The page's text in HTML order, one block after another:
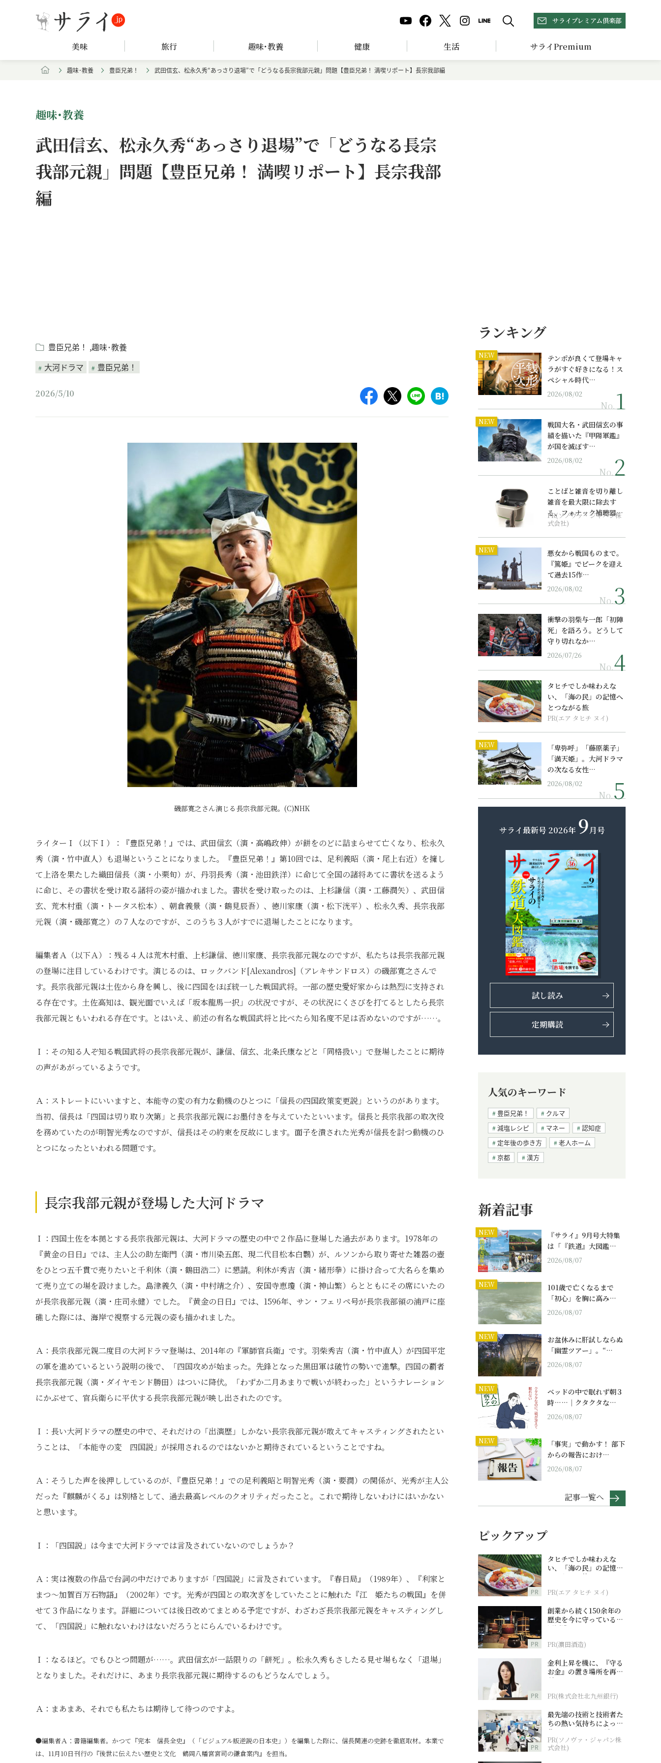
サライプレミアム倶楽部
美味 旅行 趣味･教養 健康 生活 サライPremium
趣味･教養 豊臣兄弟！ 武田信玄、松永久秀“あっさり退場”で「どうなる長宗我部元親」問題【豊臣兄弟！ 満喫リポート】長宗我部編
趣味･教養
武田信玄、松永久秀“あっさり退場”で「どうなる長宗
我部元親」問題【豊臣兄弟！ 満喫リポート】長宗我部
編
豊臣兄弟！
趣味･教養
大河ドラマ
豊臣兄弟！
2026/5/10
磯部寛之さん演じる長宗我部元親。(C)NHK
ライターＩ（以下Ｉ）：『豊臣兄弟！』では、武田信玄（演・高嶋政伸）が餅をのどに詰まらせて亡くなり、松永久
秀（演・竹中直人）も退場ということになりました。『豊臣兄弟！』第10回では、足利義昭（演・尾上右近）を擁し
て上洛を果たした織田信長（演・小栗旬）が、丹羽長秀（演・池田鉄洋）に命じて全国の諸将あてに書状を送るよう
に命じ、その書状を受け取る諸将の姿が描かれました。書状を受け取ったのは、上杉謙信（演・工藤潤矢）、武田信
玄、荒木村重（演・トータス松本）、朝倉義景（演・鶴見辰吾）、徳川家康（演・松下洸平）、松永久秀、長宗我部
元親（演・磯部寛之）の７人なのですが、このうち３人がすでに退場したことになります。
編集者Ａ（以下Ａ）：残る４人は荒木村重、上杉謙信、徳川家康、長宗我部元親なのですが、私たちは長宗我部元親
の登場に注目しているわけです。演じるのは、ロックバンド[Alexandros]（アレキサンドロス）の磯部寛之さんで
す。長宗我部元親は土佐から身を興し、後に四国をほぼ統一した戦国武将。一部の歴史愛好家からは熱烈に支持され
る存在です。土佐高知は、観光面でいえば「坂本龍馬一択」の状況ですが、その状況にくさびを打てるとしたら長宗
我部元親ともいわれる存在です。とはいえ、前述の有名な戦国武将と比べたら知名度不足は否めないのですが……。
Ｉ：その知る人ぞ知る戦国武将の長宗我部元親が、謙信、信玄、北条氏康などと「同格扱い」で登場したことに期待
の声があがっているようです。
Ａ：ストレートにいいますと、本能寺の変の有力な動機のひとつに「信長の四国政策変更説」というのがあります。
当初、信長は「四国は切り取り次第」と長宗我部元親にお墨付きを与えていたといいます。信長と長宗我部の取次役
を務めていたのが明智光秀なのですが、信長はその約束を反故にします。面子を潰された光秀が信長を討つ動機のひ
とつになったといわれる問題です。
長宗我部元親が登場した大河ドラマ
Ｉ：四国土佐を本拠とする長宗我部元親は、大河ドラマの歴史の中で２作品に登場した過去があります。1978年の
『黄金の日日』では、主人公の助左衛門（演・市川染五郎、現二代目松本白鸚）が、ルソンから取り寄せた雑器の壺
をひとつ五千貫で売りたいと千利休（演・鶴田浩二）に懇請。利休が秀吉（演・緒形拳）に掛け合って大名らを集め
て売り立ての場を設けました。島津義久（演・中村靖之介）、安国寺恵瓊（演・神山繁）らとともにその席にいたの
が長宗我部元親（演・庄司永健）でした。『黄金の日日』では、1596年、サン・フェリペ号が長宗我部領の浦戸に座
礁した際には、海岸で視察する元親の姿も描かれました。
Ａ：長宗我部元親二度目の大河ドラマ登場は、2014年の『軍師官兵衛』です。羽柴秀吉（演・竹中直人）が四国平定
の軍を進めているという説明の後で、「四国攻めが始まった。先鋒となった黒田軍は破竹の勢いで進撃。四国の覇者
長宗我部元親（演・ダイヤモンド勝田）はついに降伏。「わずか二月あまりで戦いが終わった」というナレーション
にかぶせて、官兵衛らに平伏する長宗我部元親が映し出されたのです。
Ｉ：長い大河ドラマの歴史の中で、それだけの「出演歴」しかない長宗我部元親が敢えてキャスティングされたとい
うことは、「本能寺の変 四国説」が採用されるのではないかと期待されているということですね。
Ａ：そうした声を後押ししているのが､『豊臣兄弟！』での足利義昭と明智光秀（演・要潤）の関係が、光秀が主人公
だった『麒麟がくる』は別格として、過去最高レベルのクオリティだったこと。これで期待しないわけにはいかない
と思います。
Ｉ：「四国説」は今まで大河ドラマでは言及されていないのでしょうか？
Ａ：実は複数の作品で台詞の中だけでありますが「四国説」に言及されています。『春日局』（1989年）、『利家と
まつ～加賀百万石物語』（2002年）です。光秀が四国との取次ぎをしていたことに触れた『江 姫たちの戦国』を併
せて３作品になります。詳細については後日改めてまとめる予定ですが、わざわざ長宗我部元親をキャスティングし
て、「四国説」に触れないわけはないだろうとにらんでいるわけです。
Ｉ：なるほど。でもひとつ問題が……。武田信玄が一話限りの「餅死」。松永久秀もさしたる見せ場もなく「退場」
となりました。それだけに、あまり長宗我部元親に期待するのもどうなんでしょう。
Ａ：まあまあ、それでも私たちは期待して待つのですよ。
●編集者Ａ：書籍編集者。かつて『完本 信長全史』（「ビジュアル版逆説の日本史」）を編集した際に、信長関連の史跡を徹底取材。本業で
は、11月10日刊行の『後世に伝えたい歴史と文化 鶴岡八幡宮宮司の鎌倉案内』を担当。
ランキング
NEW
テンポが良くて登場キャ
ラがすぐ好きになる！ス
ペシャル時代…
2026/08/02
No.
NEW
戦国大名・武田信玄の事
績を描いた『甲陽軍鑑』
が国を滅ぼす…
2026/08/02
No.
ことばと雑音を切り離し
雑音を最大限に除去す
る、フォナック補聴器の
最上位モデル
PR(ソノヴァ・ジャパン株
式会社)
NEW
悪女から戦国ものまで。
『篤姫』でピークを迎え
て過去15作…
2026/08/02
No.
衝撃の羽柴与一郎「初陣
死」を語ろう。どうして
守り切れなか…
2026/07/26
No.
タヒチでしか味わえな
い、「海の民」の記憶へ
とつながる旅
PR(エア タヒチ ヌイ)
NEW
「卑弥呼」「藤原薬子」
「満天姫」。大河ドラマ
の次なる女性…
2026/08/02
No.
サライ最新号 2026年 9月号
試し読み
定期購読
人気のキーワード
豊臣兄弟！
クルマ
減塩レシピ
マネー
認知症
定年後の歩き方
老人ホーム
京都
漢方
新着記事
NEW
『サライ』9月号大特集
は「『鉄道』大図鑑…
2026/08/07
NEW
101歳で亡くなるまで
「初心」を胸に高み…
2026/08/07
NEW
お盆休みに肝試しならぬ
「幽霊ツアー」。“…
2026/08/07
NEW
ベッドの中で眠れず朝３
時……｜クタクタな…
2026/08/07
NEW
「事実」で動かす！ 部下
からの報告におけ…
2026/08/07
記事一覧へ
ピックアップ
PR
タヒチでしか味わえな
い、「海の民」の記憶へ
とつながる旅
PR(エア タヒチ ヌイ)
PR
創業から続く150余年の
歴史を今に守っている濵
田酒造
PR(濵田酒造)
PR
金利上昇を機に、『守る
お金』の置き場所を再検
討
PR(株式会社北九州銀行)
PR
最先端の技術と技術者た
ちの熱い気持ちによって
作られているオーダーメ
イド補聴器
PR(ソノヴァ・ジャパン株
式会社)